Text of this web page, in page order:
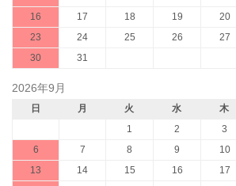
16
17 18 19 20
23
24 25 26 27
30
31
2026年9月
日 月 火 水 木
1
2 3
6
7 8 9 10
13
14 15 16 17